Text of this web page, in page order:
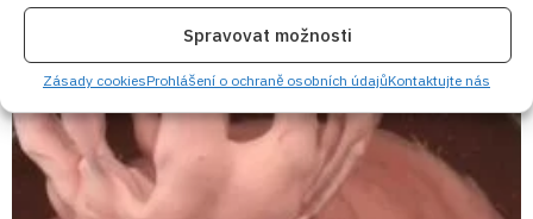
Spravovat možnosti
Zásady cookiesProhlášení o ochraně osobních údajůKontaktujte nás
kompot bez ananasu
8. 8. 2026